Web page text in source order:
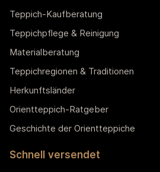
Teppich-Kaufberatung
Teppichpflege & Reinigung
Materialberatung
Teppichregionen & Traditionen
Herkunftsländer
Orientteppich-Ratgeber
Geschichte der Orientteppiche
Schnell versendet